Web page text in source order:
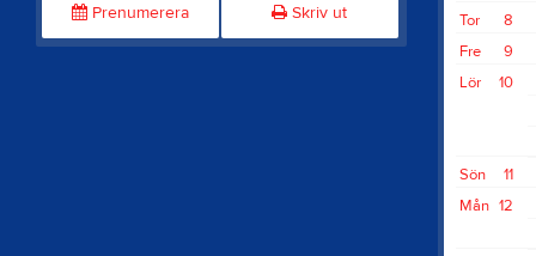
Prenumerera Skriv ut
8
Tor
9
Fre
10
Lör
11
Sön
12
Mån